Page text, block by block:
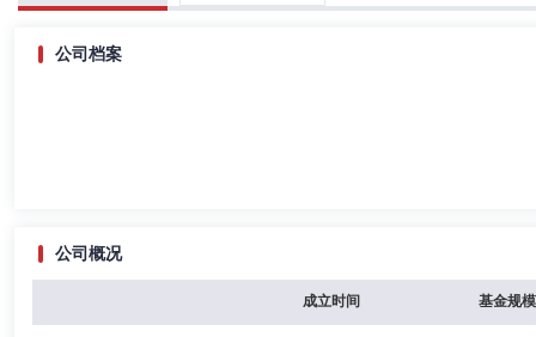
公司档案
公司概况
成立时间 基金规